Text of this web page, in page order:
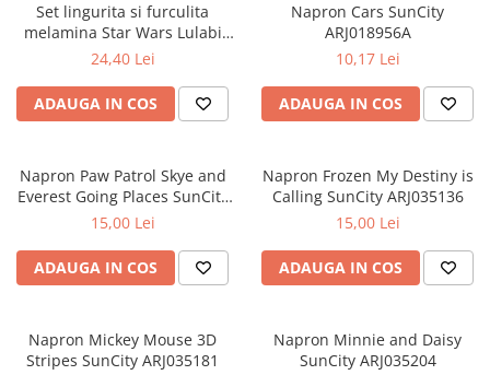
Set lingurita si furculita
melamina Star Wars Lulabi
8340250
24,40 Lei
ADAUGA IN COS
Napron Cars SunCity
ARJ018956A
10,17 Lei
ADAUGA IN COS
Napron Paw Patrol Skye and
Everest Going Places SunCity
ARJ022563
15,00 Lei
ADAUGA IN COS
Napron Frozen My Destiny is
Calling SunCity ARJ035136
15,00 Lei
ADAUGA IN COS
Napron Mickey Mouse 3D
Stripes SunCity ARJ035181
Napron Minnie and Daisy
SunCity ARJ035204